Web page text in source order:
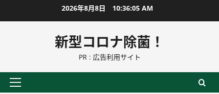
ン
に
2026年8月8日 10:36:06 AM
新型コロナ除菌！
PR : 広告利用サイト
プ